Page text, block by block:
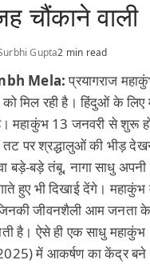
चौंकाने वाली
Gupta2 min read
Mela:प्रयागराज
मिल रही है। हिंदुओं के लिए
महाकुंभ 13 जनवरी से शुरू
पर श्रद्धालुओं की भीड़
बड़े-बड़े तंबू, नागा साधु
हुए भी दिखाई देंगे।
जीवनशैली आम जनता के
है। ऐसे ही एक साधु महाकुंभ
में आकर्षण का केंद्र बने